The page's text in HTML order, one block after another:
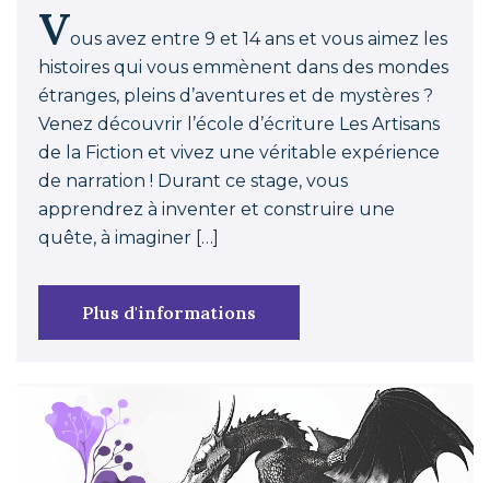
Vous avez entre 9 et 14 ans et vous aimez les
histoires qui vous emmènent dans des mondes
étranges, pleins d’aventures et de mystères ?
Venez découvrir l’école d’écriture Les Artisans
de la Fiction et vivez une véritable expérience
de narration ! Durant ce stage, vous
apprendrez à inventer et construire une
quête, à imaginer […]
Plus d'informations